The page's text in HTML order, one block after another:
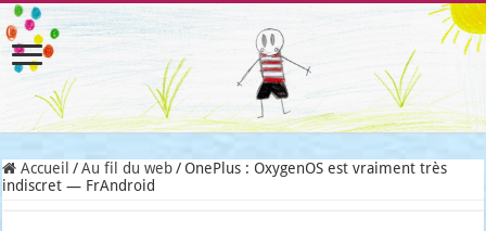
Accueil / Au fil du web / OnePlus : OxygenOS est vraiment très
indiscret — FrAndroid